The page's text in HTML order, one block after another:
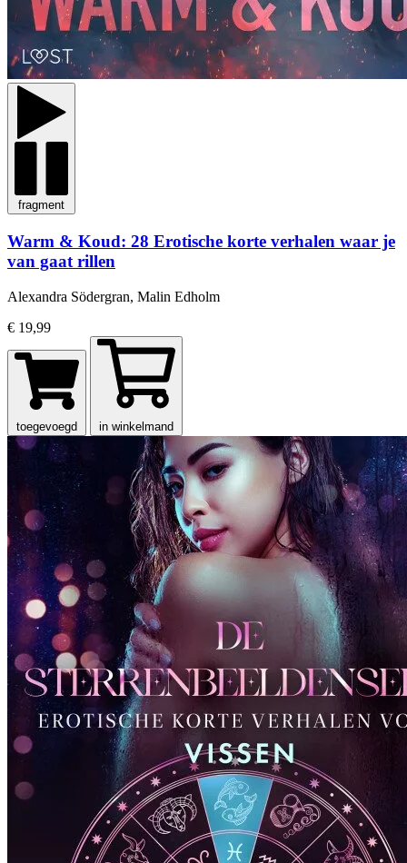
fragment
Warm & Koud: 28 Erotische korte verhalen waar je
van gaat rillen
Alexandra Södergran, Malin Edholm
€ 19,99
toegevoegd in winkelmand